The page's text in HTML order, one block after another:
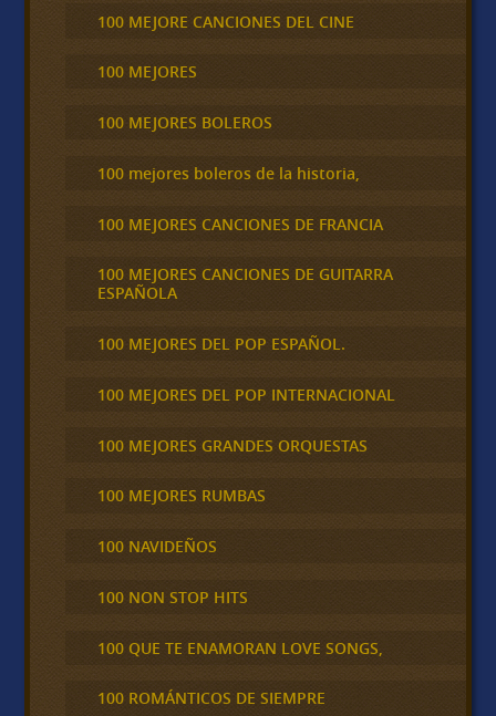
100 MEJORE CANCIONES DEL CINE
100 MEJORES
100 MEJORES BOLEROS
100 mejores boleros de la historia,
100 MEJORES CANCIONES DE FRANCIA
100 MEJORES CANCIONES DE GUITARRA
ESPAÑOLA
100 MEJORES DEL POP ESPAÑOL.
100 MEJORES DEL POP INTERNACIONAL
100 MEJORES GRANDES ORQUESTAS
100 MEJORES RUMBAS
100 NAVIDEÑOS
100 NON STOP HITS
100 QUE TE ENAMORAN LOVE SONGS,
100 ROMÁNTICOS DE SIEMPRE